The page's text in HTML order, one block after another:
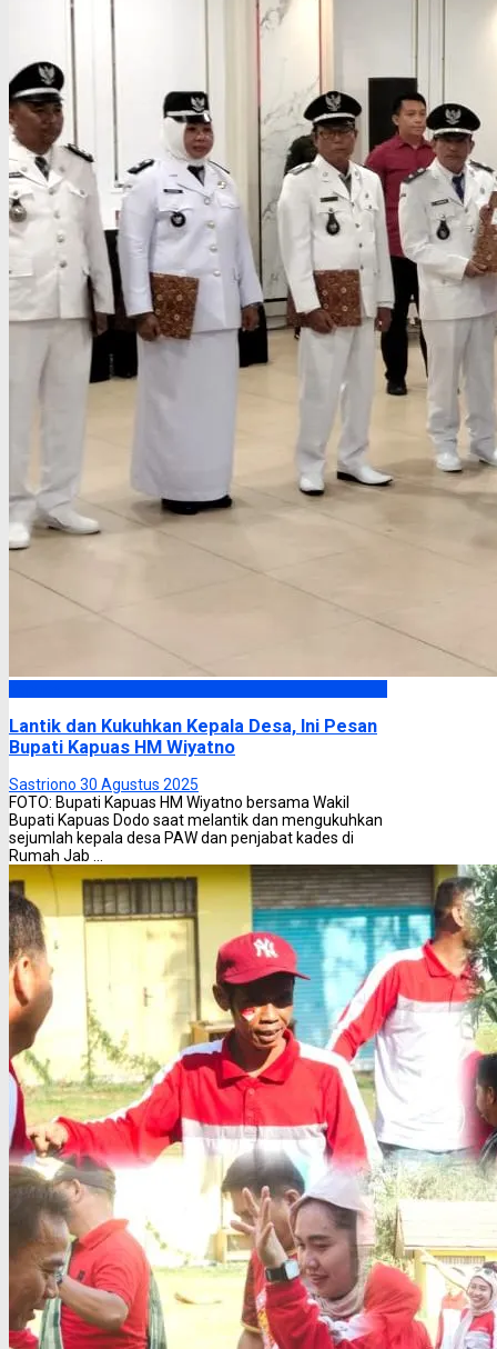
Lantik dan Kukuhkan Kepala Desa, Ini Pesan
Bupati Kapuas HM Wiyatno
Sastriono 30 Agustus 2025
FOTO: Bupati Kapuas HM Wiyatno bersama Wakil
Bupati Kapuas Dodo saat melantik dan mengukuhkan
sejumlah kepala desa PAW dan penjabat kades di
Rumah Jab ...